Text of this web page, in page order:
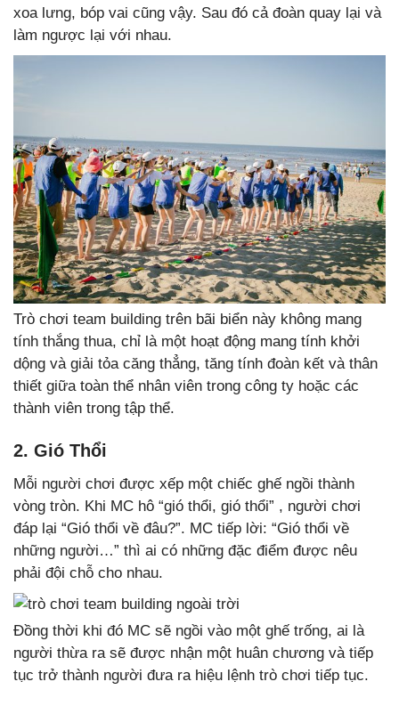
xoa lưng, bóp vai cũng vậy. Sau đó cả đoàn quay lại và
làm ngược lại với nhau.
Trò chơi team building trên bãi biển này không mang
tính thắng thua, chỉ là một hoạt động mang tính khởi
dộng và giải tỏa căng thẳng, tăng tính đoàn kết và thân
thiết giữa toàn thể nhân viên trong công ty hoặc các
thành viên trong tập thể.
2. Gió Thổi
Mỗi người chơi được xếp một chiếc ghế ngồi thành
vòng tròn. Khi MC hô “gió thổi, gió thổi” , người chơi
đáp lại “Gió thổi về đâu?”. MC tiếp lời: “Gió thổi về
những người…” thì ai có những đặc điểm được nêu
phải đội chỗ cho nhau.
Đồng thời khi đó MC sẽ ngồi vào một ghế trống, ai là
người thừa ra sẽ được nhận một huân chương và tiếp
tục trở thành người đưa ra hiệu lệnh trò chơi tiếp tục.